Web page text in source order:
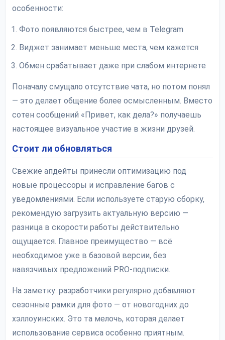
особенности:
Фото появляются быстрее, чем в Telegram
Виджет занимает меньше места, чем кажется
Обмен срабатывает даже при слабом интернете
Поначалу смущало отсутствие чата, но потом понял
— это делает общение более осмысленным. Вместо
сотен сообщений «Привет, как дела?» получаешь
настоящее визуальное участие в жизни друзей.
Стоит ли обновляться
Свежие апдейты принесли оптимизацию под
новые процессоры и исправление багов с
уведомлениями. Если используете старую сборку,
рекомендую загрузить актуальную версию —
разница в скорости работы действительно
ощущается. Главное преимущество — всё
необходимое уже в базовой версии, без
навязчивых предложений PRO-подписки.
На заметку: разработчики регулярно добавляют
сезонные рамки для фото — от новогодних до
хэллоуинских. Это та мелочь, которая делает
использование сервиса особенно приятным.